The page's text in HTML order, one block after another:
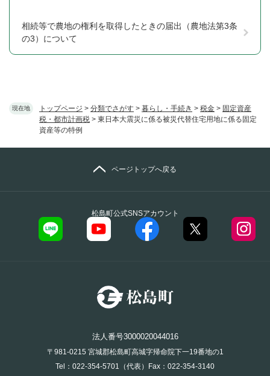
現在地 トップページ > 分類でさがす > 暮らし・手続き > 税金 > 固定資産
税・都市計画税 > 東日本大震災に係る被災代替住宅用地に係る固定
資産等の特例
相続等で農地の権利を取得したときの届出（農地法第3条
の3）について
松島町公式SNSアカウント
ページトップへ戻る
法人番号3000020044016
〒981-0215 宮城郡松島町高城字帰命院下一19番地の1
Tel：022-354-5701（代表）Fax：022-354-3140